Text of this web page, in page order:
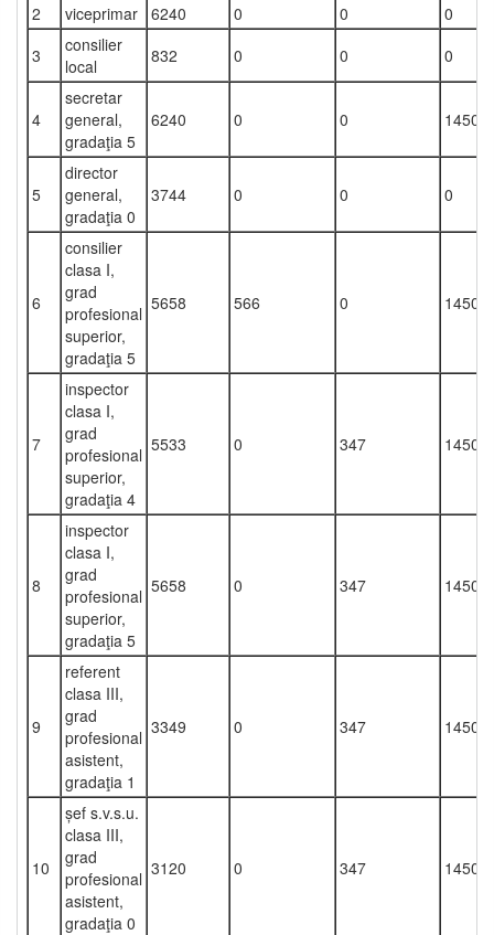
2
viceprimar 6240 0 0
0
3
consilier
local
832 0 0 0
4
secretar
general,
gradaţia 5
6240 0 0 1450
5
director
general,
gradaţia 0
3744 0 0 0
6
consilier
clasa I,
grad
profesional
superior,
gradaţia 5
5658 566 0 1450
7
inspector
clasa I,
grad
profesional
superior,
gradaţia 4
5533 0 347 1450
8
inspector
clasa I,
grad
profesional
superior,
gradaţia 5
5658 0 347 1450
9
referent
clasa III,
grad
profesional
asistent,
gradaţia 1
3349 0 347 1450
10
șef s.v.s.u.
clasa III,
grad
profesional
asistent,
gradaţia 0
3120 0 347 1450